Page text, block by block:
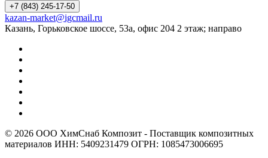
+7 (843) 245-17-50
kazan-market@igcmail.ru
Казань, ​Горьковское шоссе, 53а, офис 204 2 этаж; направо
© 2026 ООО ХимСнаб Композит - Поставщик композитных
материалов ИНН: 5409231479 ОГРН: 1085473006695